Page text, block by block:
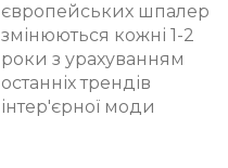
європейських шпалер
змінюються кожні 1-2
роки з урахуванням
останніх трендів
інтер'єрної моди